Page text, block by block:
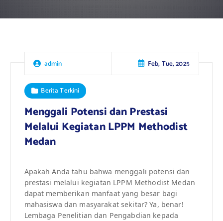
admin Feb, Tue, 2025
Berita Terkini
Menggali Potensi dan Prestasi
Melalui Kegiatan LPPM Methodist
Medan
Apakah Anda tahu bahwa menggali potensi dan
prestasi melalui kegiatan LPPM Methodist Medan
dapat memberikan manfaat yang besar bagi
mahasiswa dan masyarakat sekitar? Ya, benar!
Lembaga Penelitian dan Pengabdian kepada